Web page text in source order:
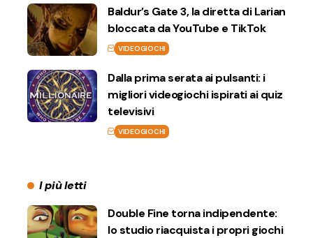
Baldur’s Gate 3, la diretta di Larian
bloccata da YouTube e TikTok
VIDEOGIOCHI
Dalla prima serata ai pulsanti: i
migliori videogiochi ispirati ai quiz
televisivi
VIDEOGIOCHI
I più letti
Double Fine torna indipendente:
lo studio riacquista i propri giochi